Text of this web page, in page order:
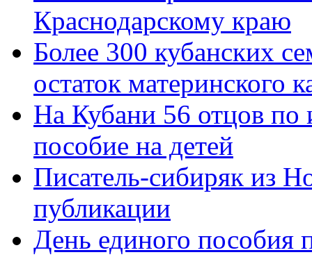
Краснодарскому краю
Более 300 кубанских
остаток материнского
На Кубани 56 отцов по
пособие на детей
Писатель-сибиряк из
публикации
День единого пособия